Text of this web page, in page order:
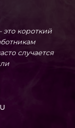
короткий
случается